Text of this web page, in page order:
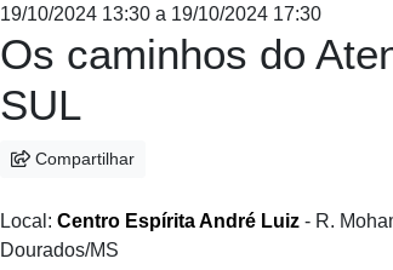
19/10/2024 13:30 a 19/10/2024 17:30
Os caminhos do
SUL
Compartilhar
Local: Centro Espírita André Luiz - R.
Dourados/MS